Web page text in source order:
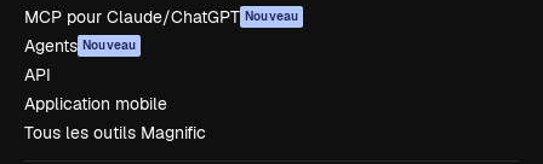
MCP pour Claude/ChatGPT Nouveau
Agents Nouveau
API
Application mobile
Tous les outils Magnific